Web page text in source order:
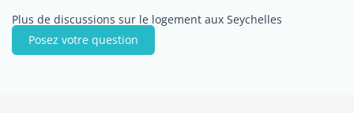
Plus de discussions sur le logement aux Seychelles
Posez votre question